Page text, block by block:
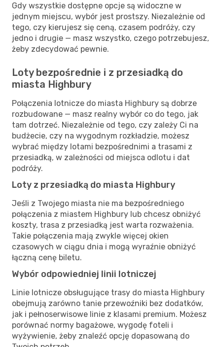
Gdy wszystkie dostępne opcje są widoczne w
jednym miejscu, wybór jest prostszy. Niezależnie od
tego, czy kierujesz się ceną, czasem podróży, czy
jedno i drugie — masz wszystko, czego potrzebujesz,
żeby zdecydować pewnie.
Loty bezpośrednie i z przesiadką do
miasta Highbury
Połączenia lotnicze do miasta Highbury są dobrze
rozbudowane — masz realny wybór co do tego, jak
tam dotrzeć. Niezależnie od tego, czy zależy Ci na
budżecie, czy na wygodnym rozkładzie, możesz
wybrać między lotami bezpośrednimi a trasami z
przesiadką, w zależności od miejsca odlotu i dat
podróży.
Loty z przesiadką do miasta Highbury
Jeśli z Twojego miasta nie ma bezpośredniego
połączenia z miastem Highbury lub chcesz obniżyć
koszty, trasa z przesiadką jest warta rozważenia.
Takie połączenia mają zwykle więcej okien
czasowych w ciągu dnia i mogą wyraźnie obniżyć
łączną cenę biletu.
Wybór odpowiedniej linii lotniczej
Linie lotnicze obsługujące trasy do miasta Highbury
obejmują zarówno tanie przewoźniki bez dodatków,
jak i pełnoserwisowe linie z klasami premium. Możesz
porównać normy bagażowe, wygodę foteli i
wyżywienie, żeby znaleźć opcję dopasowaną do